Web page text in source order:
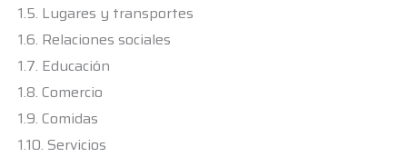
1.5. Lugares y transportes
1.6. Relaciones sociales
1.7. Educación
1.8. Comercio
1.9. Comidas
1.10. Servicios